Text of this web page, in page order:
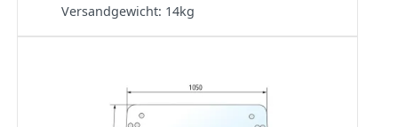
Versandgewicht: 14kg